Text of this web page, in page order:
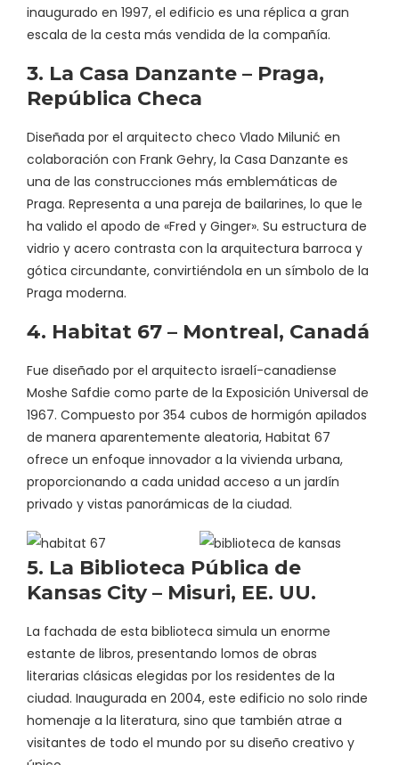
inaugurado en 1997, el edificio es una réplica a gran
escala de la cesta más vendida de la compañía.
3. La Casa Danzante – Praga,
República Checa
Diseñada por el arquitecto checo Vlado Milunić en
colaboración con Frank Gehry, la Casa Danzante es
una de las construcciones más emblemáticas de
Praga. Representa a una pareja de bailarines, lo que le
ha valido el apodo de «Fred y Ginger». Su estructura de
vidrio y acero contrasta con la arquitectura barroca y
gótica circundante, convirtiéndola en un símbolo de la
Praga moderna.
4. Habitat 67 – Montreal, Canadá
Fue diseñado por el arquitecto israelí-canadiense
Moshe Safdie como parte de la Exposición Universal de
1967. Compuesto por 354 cubos de hormigón apilados
de manera aparentemente aleatoria, Habitat 67
ofrece un enfoque innovador a la vivienda urbana,
proporcionando a cada unidad acceso a un jardín
privado y vistas panorámicas de la ciudad.
5. La Biblioteca Pública de
Kansas City – Misuri, EE. UU.
La fachada de esta biblioteca simula un enorme
estante de libros, presentando lomos de obras
literarias clásicas elegidas por los residentes de la
ciudad. Inaugurada en 2004, este edificio no solo rinde
homenaje a la literatura, sino que también atrae a
visitantes de todo el mundo por su diseño creativo y